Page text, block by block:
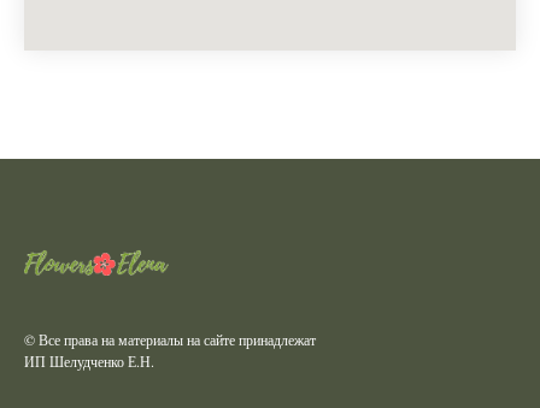
© Все права на материалы на сайте принадлежат
ИП Шелудченко Е.Н.